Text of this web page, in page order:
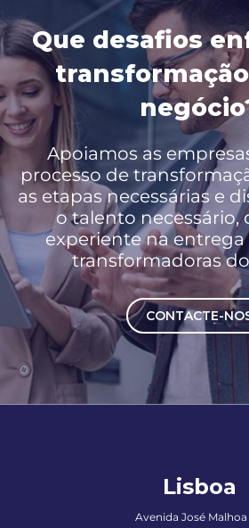
Que desafios
Apoiamos as
processo de
as etapas necessárias e
o talento necessário,
experiente na entrega
transformadoras
CONTACTE-
Lisboa
Avenida José Malhoa